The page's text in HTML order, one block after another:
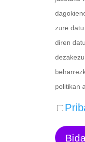
zure
diren
politikan